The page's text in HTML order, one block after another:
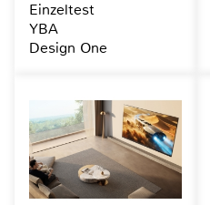
Einzeltest
YBA
Design One